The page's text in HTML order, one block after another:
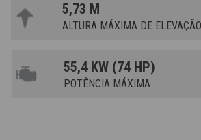
5,73 M
ALTURA MÁXIMA DE ELEVAÇÃO
55,4 KW (74 HP)
POTÊNCIA MÁXIMA